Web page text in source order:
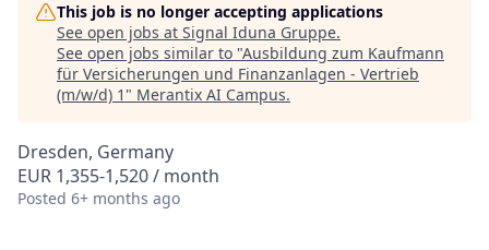
This job is no longer accepting applications
See open jobs at Signal Iduna Gruppe.
See open jobs similar to "Ausbildung zum Kaufmann
für Versicherungen und Finanzanlagen - Vertrieb
(m/w/d) 1 " Merantix AI Campus.
Dresden, Germany
EUR 1,355-1,520 / month
Posted 6+ months ago